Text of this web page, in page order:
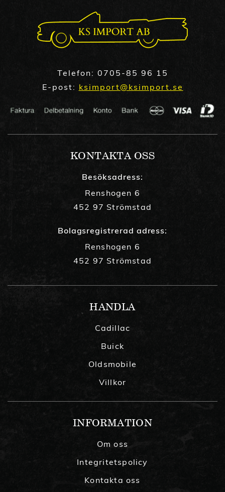
Telefon: 0705-85 96 15
E-post: ksimport@ksimport.se
KONTAKTA OSS
Besöksadress:
Renshogen 6
452 97 Strömstad
Bolagsregistrerad adress:
Renshogen 6
452 97 Strömstad
HANDLA
Cadillac
Buick
Oldsmobile
Villkor
INFORMATION
Om oss
Integritetspolicy
Kontakta oss